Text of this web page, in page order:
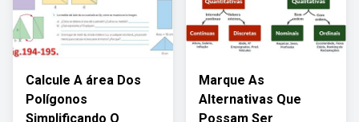
Calcule A área Dos
Polígonos
Simplificando O
Marque As
Alternativas Que
Possam Ser